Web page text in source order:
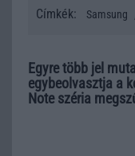
Címkék:
Samsung
Egyre több jel
egybeolvasztja a
Note széria